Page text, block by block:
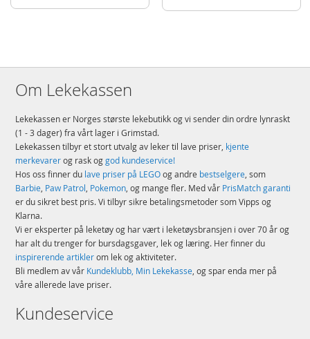
Kompakt byggelekesett som består av 165 deler – modellen Flygende
Alder: fra 7 år
EAN 5702017583075
Merke LEGO
Om Lekekassen
Lekekassen er Norges største lekebutikk og vi sender din ordre lynraskt
(1 - 3 dager) fra vårt lager i Grimstad.
Lekekassen tilbyr et stort utvalg av leker til lave priser, kjente
merkevarerog rask oggod kundeservice!
Hos oss finner du lave priser på LEGOog andre bestselgere, som
Barbie, Paw Patrol, Pokemon, og mange fler. Med vår PrisMatch garanti
er du sikret best pris. Vi tilbyr sikre betalingsmetoder som Vipps og
Klarna.
Vi er eksperter på leketøy og har vært i leketøysbransjen i over 70 år og
har alt du trenger for bursdagsgaver, lek og læring. Her finner du
inspirerende artiklerom lek og aktiviteter.
Bli medlem av vår Kundeklubb, Min Lekekasse, og spar enda mer på
våre allerede lave priser.
Kundeservice